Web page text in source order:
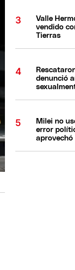
Valle
vendido
Tierras
denunció
Milei no
error